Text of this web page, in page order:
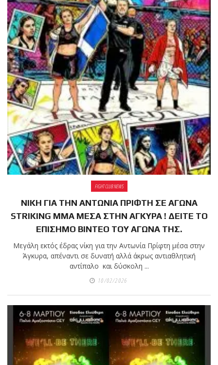
FIGHT CLUB NEWS
ΝΙΚΗ ΓΙΑ ΤΗΝ ΑΝΤΩΝΙΑ ΠΡΙΦΤΗ ΣΕ ΑΓΩΝΑ
STRIKING MMA ΜΕΣΑ ΣΤΗΝ ΑΓΚΥΡΑ ! ΔΕΙΤΕ ΤΟ
ΕΠΙΣΗΜΟ ΒΙΝΤΕΟ ΤΟΥ ΑΓΩΝΑ ΤΗΣ.
Μεγάλη εκτός έδρας νίκη για την Αντωνία Πρίφτη μέσα στην
Άγκυρα, απέναντι σε δυνατή αλλά άκρως αντιαθλητική
αντίπαλο και δύσκολη ...
10/02/2026